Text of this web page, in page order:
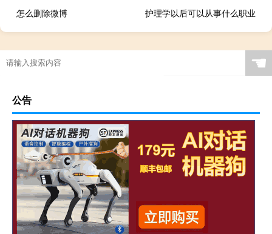
怎么删除微博
护理学以后可以从事什么职业
☚
公告